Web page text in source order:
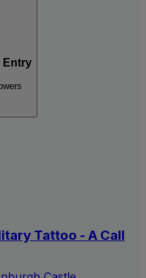
Entry
Tattoo - A Call